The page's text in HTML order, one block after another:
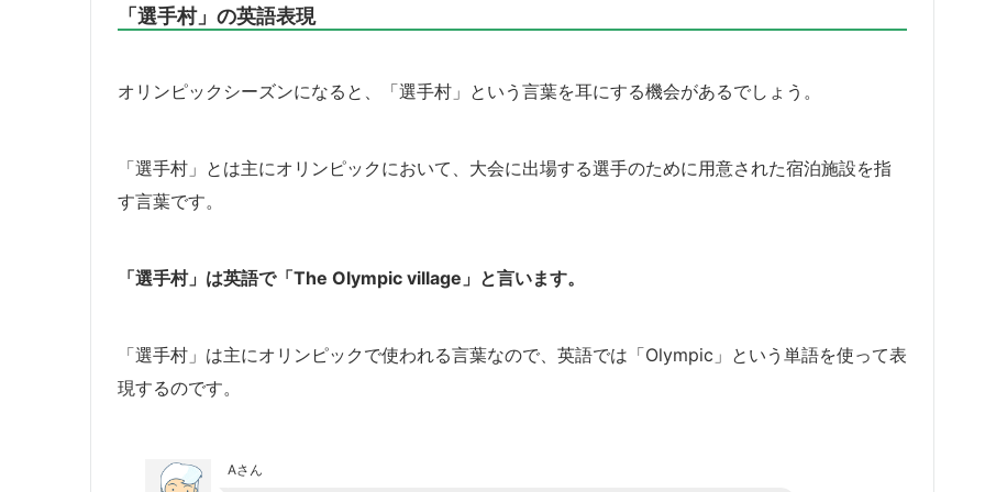
「選手村」の英語表現
オリンピックシーズンになると、「選手村」という言葉を耳にする機会があるでしょう。
「選手村」とは主にオリンピックにおいて、大会に出場する選手のために用意された宿泊施設を指
す言葉です。
「選手村」は英語で「The Olympic village」と言います。
「選手村」は主にオリンピックで使われる言葉なので、英語では「Olympic」という単語を使って表
現するのです。
Aさん